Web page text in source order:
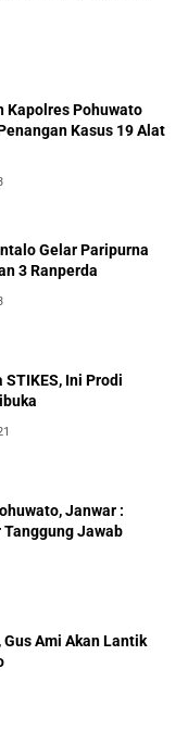
Kapolres Pohuwato
Kasus 19 Alat
Gelar Paripurna
3 Ranperda
Ini Prodi
Janwar :
Jawab
Ami Akan Lantik